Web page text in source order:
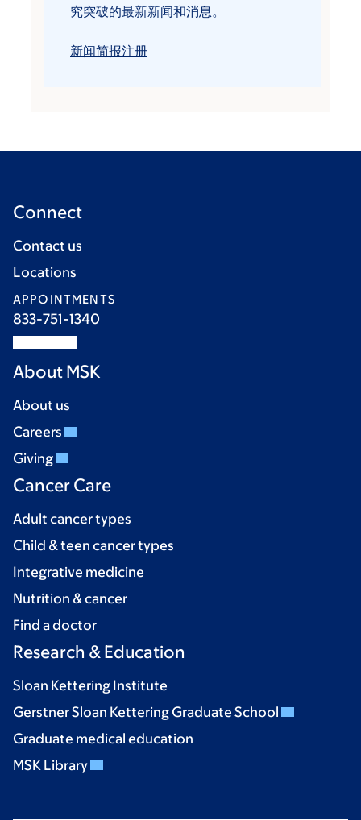
究突破的最新新闻和消息。
新闻简报注册
Connect
Contact us
Locations
APPOINTMENTS
833-751-1340
About MSK
About us
Careers
Giving
Cancer Care
Adult cancer types
Child & teen cancer types
Integrative medicine
Nutrition & cancer
Find a doctor
Research & Education
Sloan Kettering Institute
Gerstner Sloan Kettering Graduate School
Graduate medical education
MSK Library